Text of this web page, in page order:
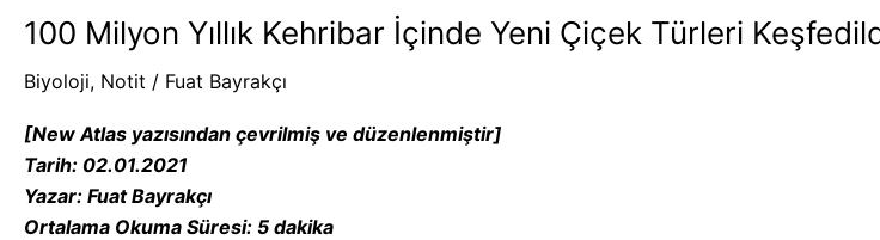
100 Milyon Yıllık Kehribar İçinde Yeni Çiçek Türleri
Biyoloji, Notit / Fuat Bayrakçı
[New Atlas yazısından çevrilmiş ve düzenlenmiştir]
Tarih: 02.01.2021
Yazar: Fuat Bayrakçı
Ortalama Okuma Süresi: 5 dakika
Yıllık
İçinde
Yeni
Çiçek
Türleri
Keşfedildi